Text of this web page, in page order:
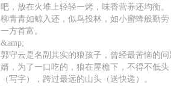
吧，放在火堆上轻轻一烤，味香营养还均衡。
柳青青如鲸入还，似鸟投林，如小蜜蜂般勤
一方首富。
&amp;
郭守云是名副其实的狼孩子，曾经最苦恼的
婿，为了一口吃的，狼在屋檐下，不得不低
（写字），跨过最远的山头（送快递）。